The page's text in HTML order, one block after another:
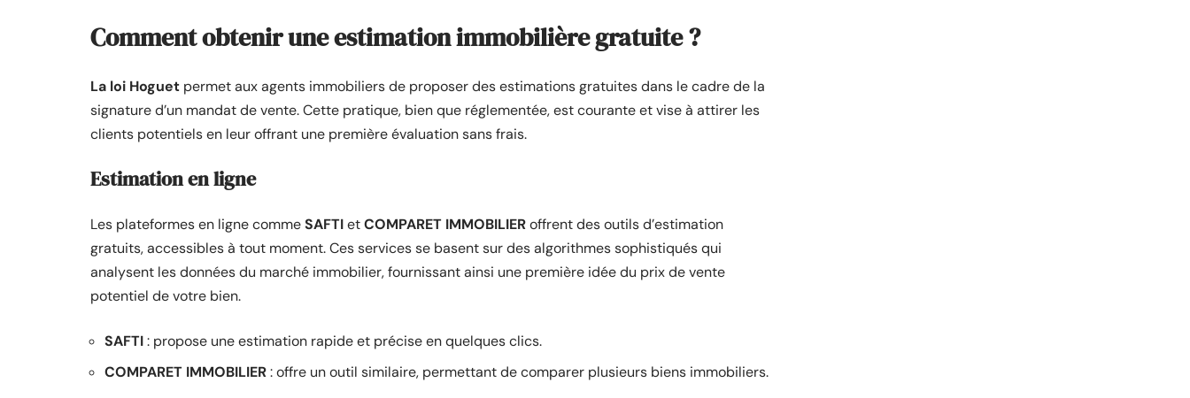
Comment obtenir une estimation immobilière gratuite ?
La loi Hoguet permet aux agents immobiliers de proposer des estimations gratuites dans le cadre de la
signature d’un mandat de vente. Cette pratique, bien que réglementée, est courante et vise à attirer les
clients potentiels en leur offrant une première évaluation sans frais.
Estimation en ligne
Les plateformes en ligne commeSAFTIetCOMPARET IMMOBILIERoffrent des outils d’estimation
gratuits, accessibles à tout moment. Ces services se basent sur des algorithmes sophistiqués qui
analysent les données du marché immobilier, fournissant ainsi une première idée du prix de vente
potentiel de votre bien.
SAFTI: propose une estimation rapide et précise en quelques clics.
COMPARET IMMOBILIER: offre un outil similaire, permettant de comparer plusieurs biens immobiliers.